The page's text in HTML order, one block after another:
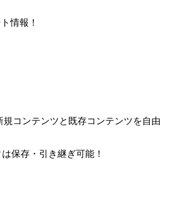
情報！
コンテンツと既存コンテンツを自由
保存・引き継ぎ可能！